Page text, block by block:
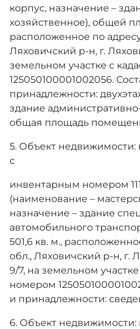
корпус, назначение –
хозяйственное), общей
расположенное по
Ляховичский р-н, г.
земельном участке с
125050100001002056.
принадлежности:
здание
общая площадь
5. Объект недвижимости:
с
инвентарным номером
(наименование –
назначение – здание
автомобильного
501,6 кв. м.,
обл., Ляховичский р-н, г.
9/7, на земельном
номером
и принадлежности:
6. Объект недвижимости: